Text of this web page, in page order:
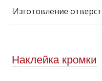
Изготовление
Наклейка кромки